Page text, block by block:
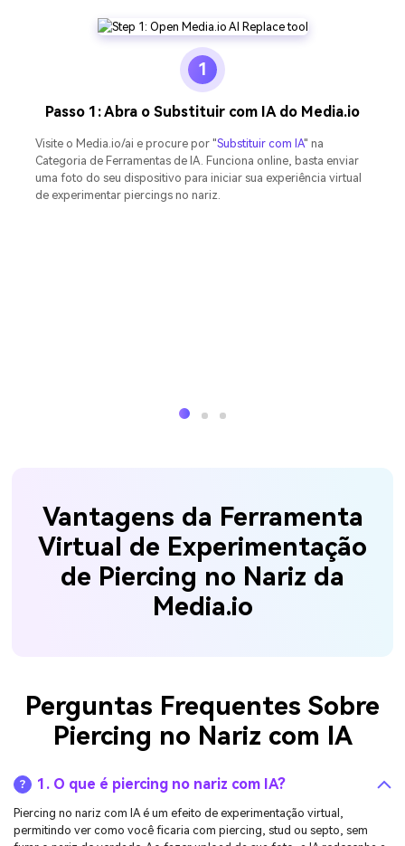
1
Passo 1: Abra o Substituir com IA do Media.io
Visite o Media.io/ai e procure por "Substituir com IA" na
Categoria de Ferramentas de IA. Funciona online, basta enviar
uma foto do seu dispositivo para iniciar sua experiência virtual
de experimentar piercings no nariz.
Vantagens da Ferramenta
Virtual de Experimentação
de Piercing no Nariz da
Media.io
Perguntas Frequentes Sobre
Piercing no Nariz com IA
1. O que é piercing no nariz com IA?
Piercing no nariz com IA é um efeito de experimentação virtual,
permitindo ver como você ficaria com piercing, stud ou septo, sem